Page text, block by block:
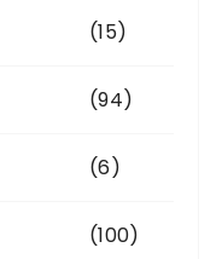
(15)
(94)
(6)
(100)